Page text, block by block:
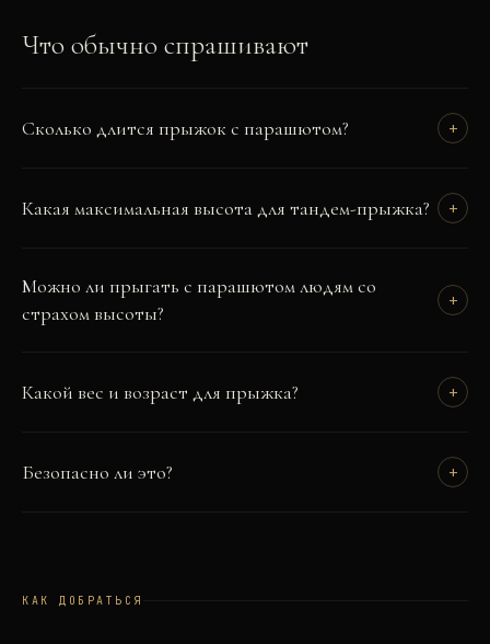
Что обычно спрашивают
Сколько длится прыжок с парашютом? +
Какая максимальная высота для тандем-прыжка? +
Можно ли прыгать с парашютом людям со
страхом высоты?
+
Какой вес и возраст для прыжка? +
Безопасно ли это? +
КАК ДОБРАТЬСЯ